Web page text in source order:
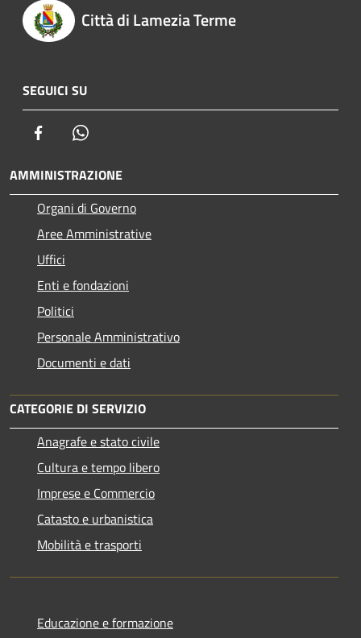
Città di Lamezia Terme
SEGUICI SU
Facebook
AMMINISTRAZIONE
Organi di Governo
Aree Amministrative
Uffici
Enti e fondazioni
Politici
Personale Amministrativo
Documenti e dati
CATEGORIE DI SERVIZIO
Anagrafe e stato civile
Cultura e tempo libero
Imprese e Commercio
Catasto e urbanistica
Mobilità e trasporti
Educazione e formazione